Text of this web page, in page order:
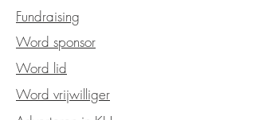
Fundraising
Word sponsor
Word lid
Word vrijwilliger